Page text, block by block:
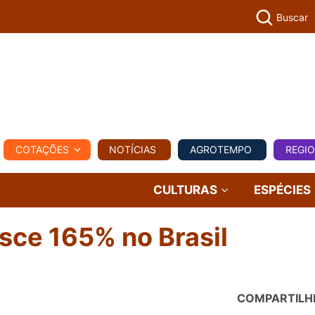
REGIONAL COMERCIAL AGROVIAGENS
Buscar
COTAÇÕES NOTÍCIAS AGROTEMPO
CULTURAS ESPÉCIES
165% no Brasil